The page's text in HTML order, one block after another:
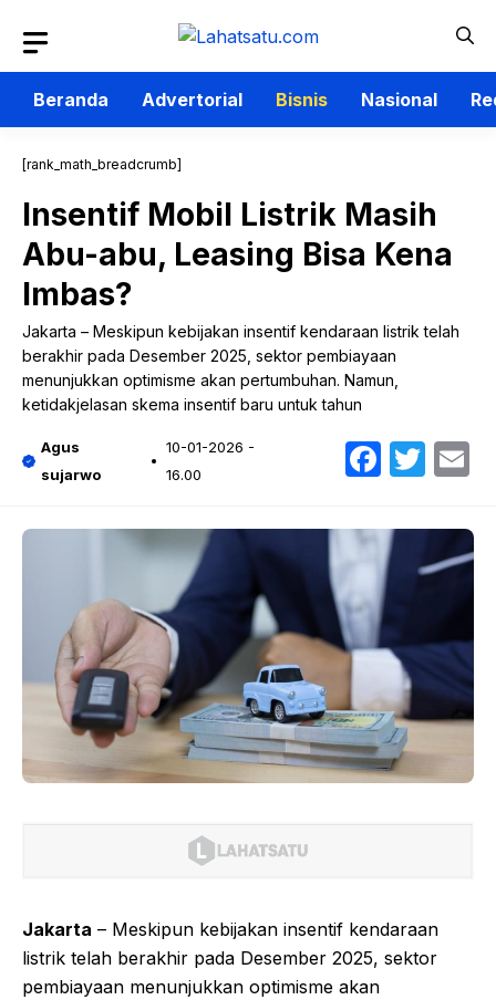
isi
Beranda
Advertorial Bisnis Nasional
[rank_math_breadcrumb]
Insentif Mobil Listrik Masih
Abu-abu, Leasing Bisa Kena
Imbas?
Jakarta – Meskipun kebijakan insentif kendaraan listrik telah
berakhir pada Desember 2025, sektor pembiayaan
menunjukkan optimisme akan pertumbuhan. Namun,
ketidakjelasan skema insentif baru untuk tahun
Agus
sujarwo
10-01-2026 -
16.00
Jakarta – Meskipun kebijakan insentif kendaraan
listrik telah berakhir pada Desember 2025, sektor
pembiayaan menunjukkan optimisme akan